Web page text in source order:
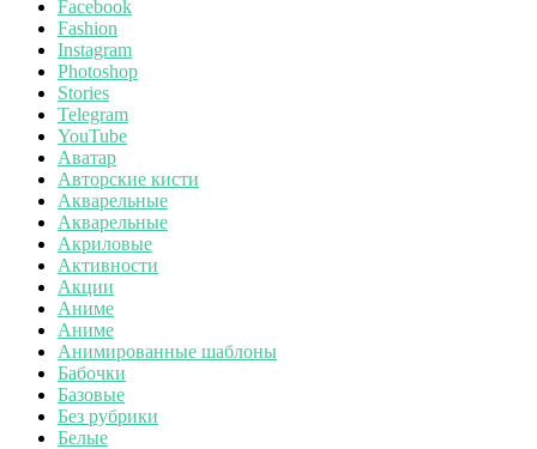
Facebook
Fashion
Instagram
Photoshop
Stories
Telegram
YouTube
Аватар
Авторские кисти
Акварельные
Акварельные
Акриловые
Активности
Акции
Аниме
Аниме
Анимированные шаблоны
Бабочки
Базовые
Без рубрики
Белые